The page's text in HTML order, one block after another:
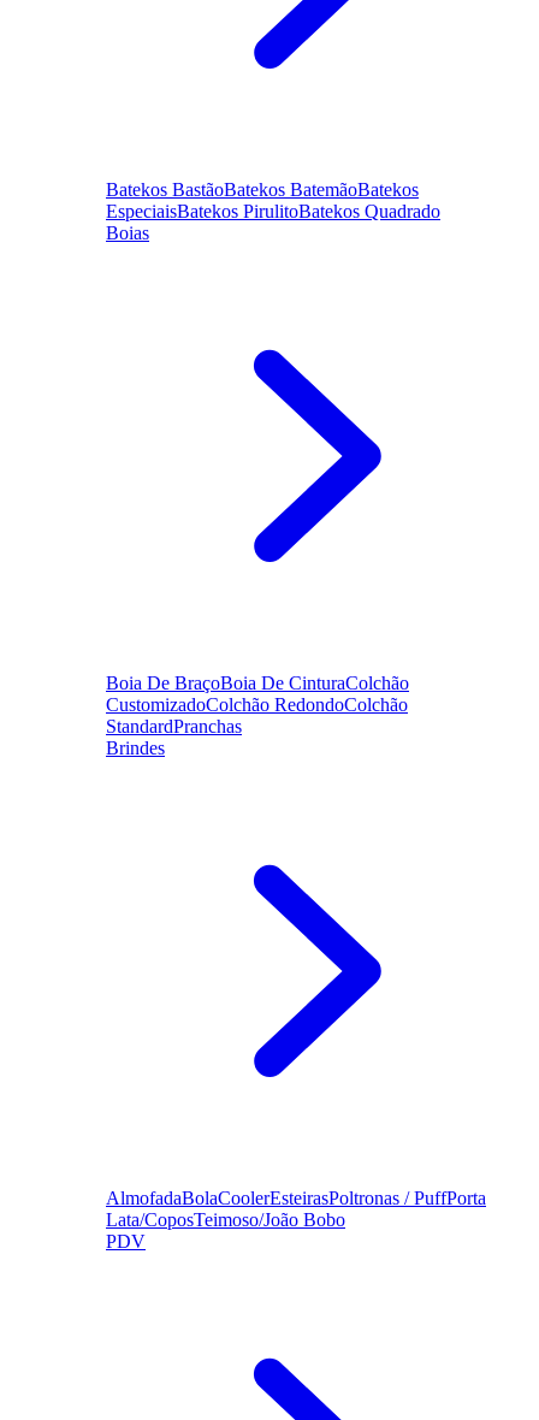
Batekos BastãoBatekos BatemãoBatekos
EspeciaisBatekos PirulitoBatekos Quadrado
Boias
Boia De BraçoBoia De CinturaColchão
CustomizadoColchão RedondoColchão
StandardPranchas
Brindes
AlmofadaBolaCoolerEsteirasPoltronas / PuffPorta
Lata/CoposTeimoso/João Bobo
PDV